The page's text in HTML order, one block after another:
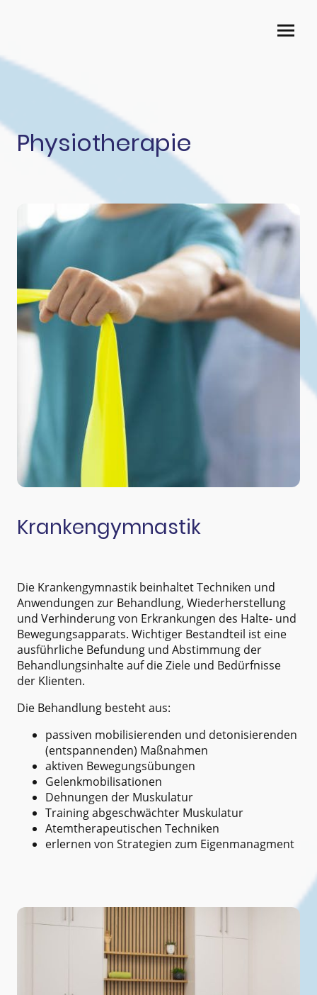
Physiotherapie
Krankengymnastik
Die Krankengymnastik beinhaltet Techniken und
Anwendungen zur Behandlung, Wiederherstellung
und Verhinderung von Erkrankungen des Halte- und
Bewegungsapparats. Wichtiger Bestandteil ist eine
ausführliche Befundung und Abstimmung der
Behandlungsinhalte auf die Ziele und Bedürfnisse
der Klienten.
Die Behandlung besteht aus:
passiven mobilisierenden und detonisierenden
(entspannenden) Maßnahmen
aktiven Bewegungsübungen
Gelenkmobilisationen
Dehnungen der Muskulatur
Training abgeschwächter Muskulatur
Atemtherapeutischen Techniken
erlernen von Strategien zum Eigenmanagment